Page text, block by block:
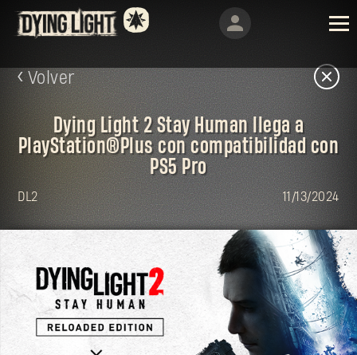
Volver
Dying Light 2 Stay Human llega a
PlayStation®Plus con compatibilidad con
PS5 Pro
DL2 11/13/2024